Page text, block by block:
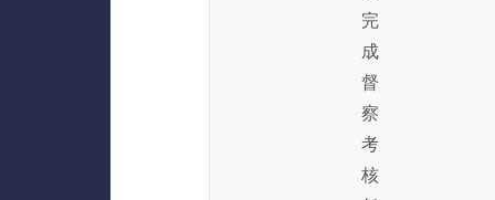
完
成
督
察
考
核